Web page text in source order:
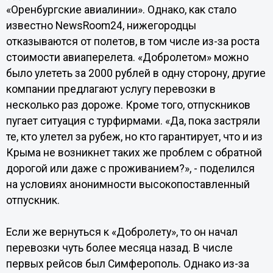
«Оренбургские авиалинии». Однако, как стало
известно NewsRoom24, нижегородцы
отказываются от полетов, в том числе из-за роста
стоимости авиаперелета. «Добролетом» можно
было улететь за 2000 рублей в одну сторону, другие
компании предлагают услугу перевозки в
несколько раз дороже. Кроме того, отпускников
пугает ситуация с турфирмами. «Да, пока застряли
те, кто улетел за рубеж, но кто гарантирует, что и из
Крыма не возникнет таких же проблем с обратной
дорогой или даже с проживанием?», - поделился
на условиях анонимности высокопоставленный
отпускник.
Если же вернуться к «Добролету», то он начал
перевозки чуть более месяца назад. В числе
первых рейсов был Симферополь. Однако из-за